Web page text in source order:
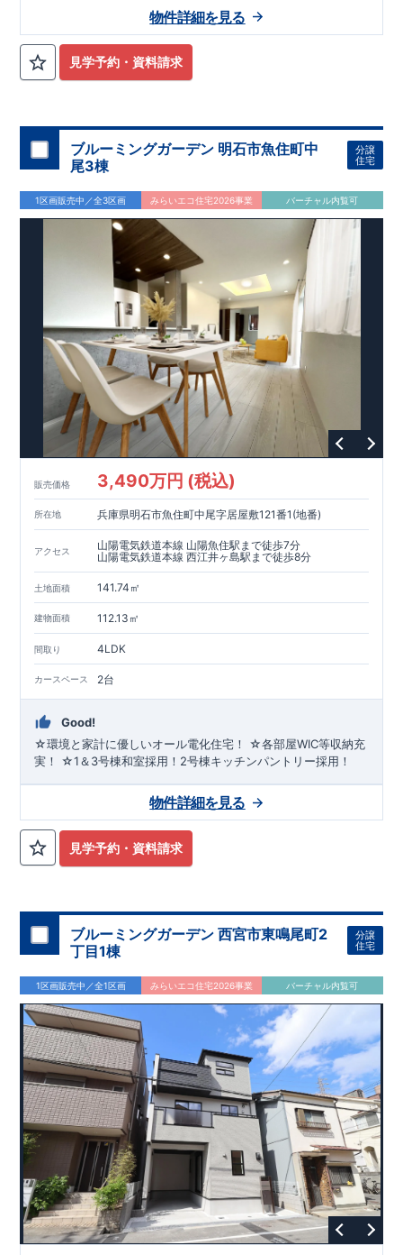
見学予約・資料請求
物件詳細を見る
ブルーミングガーデン 明石市魚住町中
尾3棟
分譲
住宅
1区画販売中／全3区画 みらいエコ住宅2026事業 バーチャル内覧可
販売価格 3,490万円 (税込)
所在地 兵庫県明石市魚住町中尾字居屋敷121番1(地番)
アクセス
山陽電気鉄道本線 山陽魚住駅まで徒歩7分
山陽電気鉄道本線 西江井ヶ島駅まで徒歩8分
土地面積 141.74㎡
建物面積 112.13㎡
間取り 4LDK
カースペース 2台
Good!
☆環境と家計に優しいオール電化住宅！ ☆各部屋WIC等収納充
実！ ☆1＆3号棟和室採用！2号棟キッチンパントリー採用！
見学予約・資料請求
物件詳細を見る
ブルーミングガーデン 西宮市東鳴尾町2
丁目1棟
分譲
住宅
1区画販売中／全1区画 みらいエコ住宅2026事業 バーチャル内覧可